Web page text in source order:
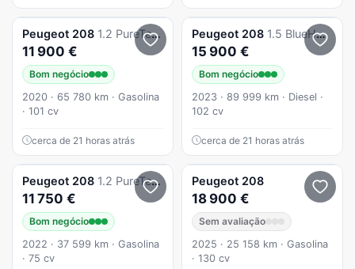
Peugeot 208 1.2 PureTech Active
11 900 €
Bom negócio
2020 · 65 780 km · Gasolina
· 101 cv
cerca de 21 horas atrás
Peugeot 208 1.5 BlueHDi Active Pack
15 900 €
Bom negócio
2023 · 89 999 km · Diesel ·
102 cv
cerca de 21 horas atrás
Peugeot 208 1.2 PureTech
11 750 €
Bom negócio
2022 · 37 599 km · Gasolina
· 75 cv
Peugeot 208
18 900 €
Sem avaliação
2025 · 25 158 km · Gasolina
· 130 cv